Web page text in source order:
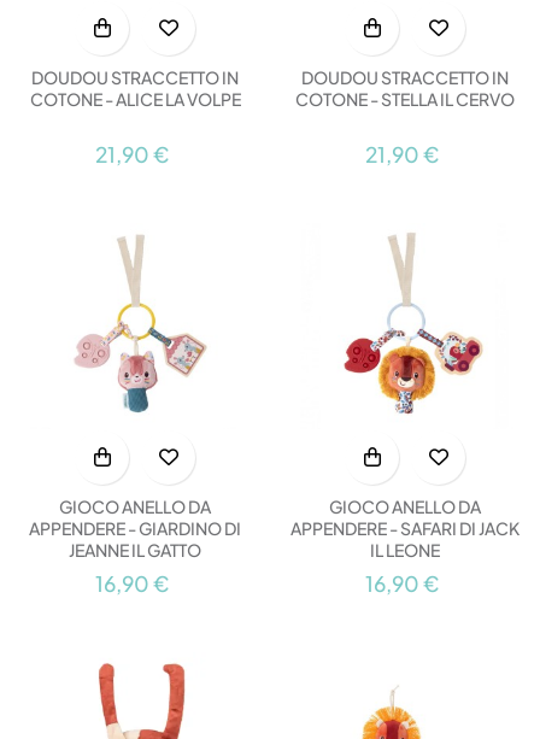
DOUDOU STRACCETTO IN
COTONE - ALICE LA VOLPE
21,90 €
DOUDOU STRACCETTO IN
COTONE - STELLA IL CERVO
21,90 €
GIOCO ANELLO DA
APPENDERE - GIARDINO DI
JEANNE IL GATTO
16,90 €
GIOCO ANELLO DA
APPENDERE - SAFARI DI JACK
IL LEONE
16,90 €